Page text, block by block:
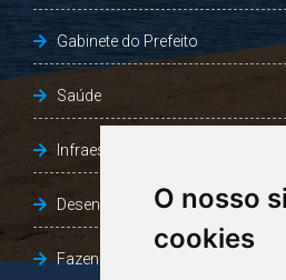
O nosso
cookies
Gabinete do Prefeito
Saúde
Infraestrutura, Agricultura e Meio
Desenvolvimento Social
Fazenda e Desenvolvimento